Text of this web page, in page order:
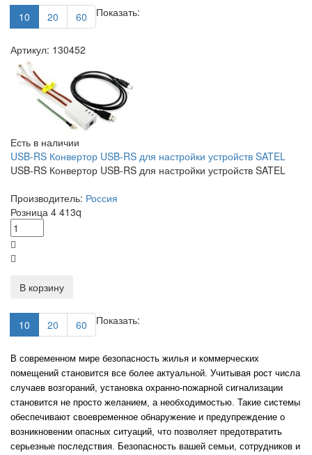
Показать:
10 20 60
Артикул: 130452
Есть в наличии
USB-RS Конвертор USB-RS для настройки устройств SATEL
USB-RS Конвертор USB-RS для настройки устройств SATEL
Производитель: Россия
Розница 4 413q
В корзину
Показать:
10 20 60
В современном мире безопасность жилья и коммерческих
помещений становится все более актуальной. Учитывая рост числа
случаев возгораний, установка охранно-пожарной сигнализации
становится не просто желанием, а необходимостью. Такие системы
обеспечивают своевременное обнаружение и предупреждение о
возникновении опасных ситуаций, что позволяет предотвратить
серьезные последствия. Безопасность вашей семьи, сотрудников и